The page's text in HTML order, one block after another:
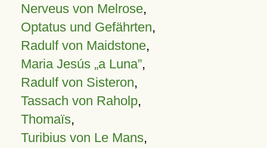
Nerveus von Melrose,
Optatus und Gefährten,
Radulf von Maidstone,
Maria Jesús „a Luna”,
Radulf von Sisteron,
Tassach von Raholp,
Thomaïs,
Turibius von Le Mans,